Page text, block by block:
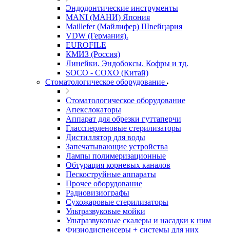
Эндодонтические инструменты
MANI (МАНИ) Япония
Maillefer (Майлифер) Швейцария
VDW (Германия).
EUROFILE
КМИЗ (Россия)
Линейки. Эндобоксы. Кофры и тд.
SOCO - COXO (Китай)
Стоматологическое оборудование
Стоматологическое оборудование
Апекслокаторы
Аппарат для обрезки гуттаперчи
Глассперленовые стерилизаторы
Дистиллятор для воды
Запечатывающие устройства
Лампы полимеризационные
Обтурация корневых каналов
Пескоструйные аппараты
Прочее оборудование
Радиовизиографы
Сухожаровые стерилизаторы
Ультразвуковые мойки
Ультразвуковые скалеры и насадки к ним
Физиодиспенсеры + системы для них